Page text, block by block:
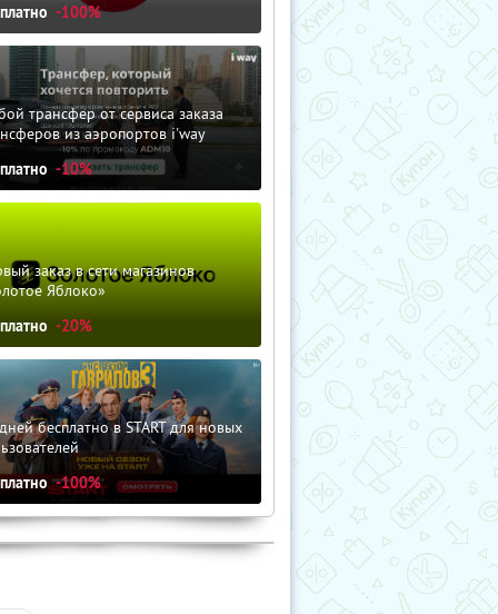
-100%
трансфер от сервиса заказа
из аэропортов i'way
-10%
заказ в сети магазинов
Яблоко»
-20%
бесплатно в START для новых
-100%